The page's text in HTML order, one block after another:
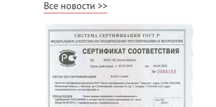
Все новости
ВФД модель Эмалекс-33 цвет
Эмалекс серый стекло Сатин